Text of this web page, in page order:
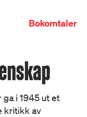
Bokomtaler
i 1945 ut et
kritikk av